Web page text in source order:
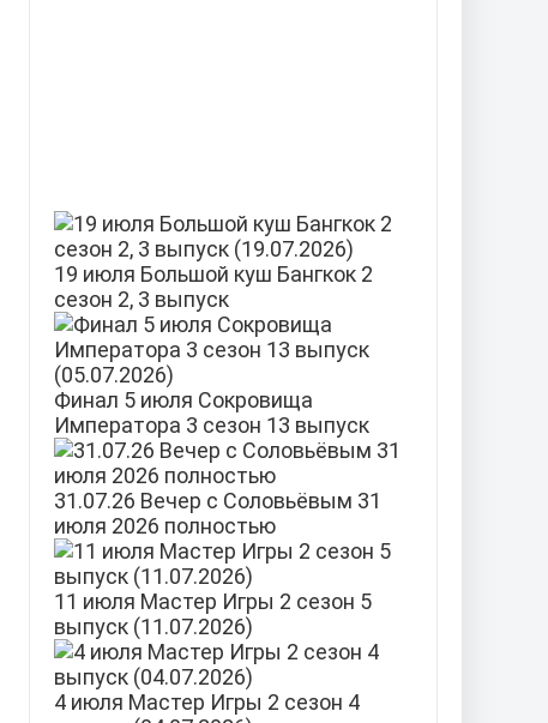
19 июля Большой куш Бангкок 2
сезон 2, 3 выпуск
Финал 5 июля Сокровища
Императора 3 сезон 13 выпуск
31.07.26 Вечер с Соловьёвым 31
июля 2026 полностью
11 июля Мастер Игры 2 сезон 5
выпуск (11.07.2026)
4 июля Мастер Игры 2 сезон 4